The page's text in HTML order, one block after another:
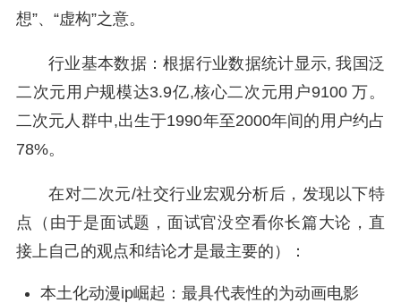
想”、“虚构”之意。
行业基本数据：根据行业数据统计显示, 我国泛
二次元用户规模达3.9亿,核心二次元用户9100 万。
二次元人群中,出生于1990年至2000年间的用户约占
78%。
在对二次元/社交行业宏观分析后，发现以下特
点（由于是面试题，面试官没空看你长篇大论，直
接上自己的观点和结论才是最主要的）：
本土化动漫ip崛起：最具代表性的为动画电影